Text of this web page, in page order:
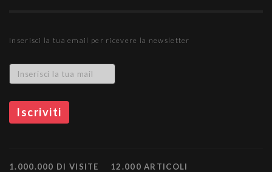
Inserisci la tua email per ricevere la newsletter
1.000.000 DI VISITE 12.000 ARTICOLI